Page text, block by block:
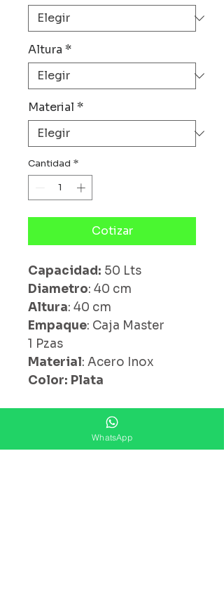
Altura *
Material *
Cantidad *
Cotizar
Capacidad: 50 Lts
Diametro: 40 cm
Altura: 40 cm
Empaque: Caja Master
1 Pzas
Material: Acero Inox
Color: Plata
¿ Ya Nos Sigues ?
WhatsApp